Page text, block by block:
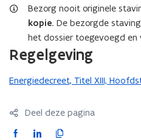
Bezorg nooit originele
kopie. De bezorgde
het dossier toegevoegd
Regelgeving
Energiedecreet, Titel XIII,
(
e
Deel deze pagina
F
L
K